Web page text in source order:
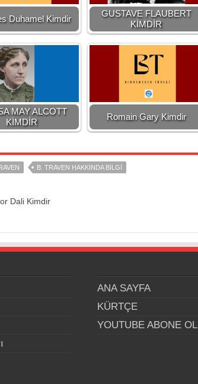
Duhamel Kimdir
GUSTAVE FLAUBERT
KİMDİR
MAY ALCOTT
KİMDİR
Romain Gary Kimdir
B. TRAVEN HAKKINDA BILGI
Dali Kimdir
ANA SAYFA
KÜRTÇE
YOUTUBE ABONE OL